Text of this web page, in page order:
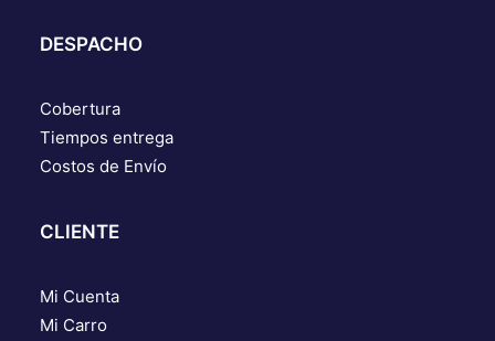
DESPACHO
Cobertura
Tiempos entrega
Costos de Envío
CLIENTE
Mi Cuenta
Mi Carro